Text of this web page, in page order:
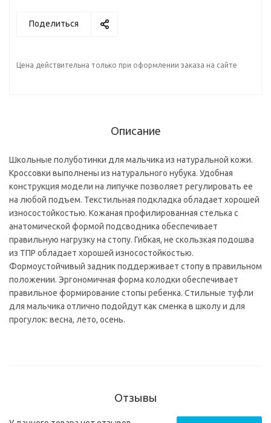
Поделиться
Цена действительна только при оформлении заказа на сайте
Описание
Школьные полуботинки для мальчика из натуральной кожи.
Кроссовки выполнены из натурального нубука. Удобная
конструкция модели на липучке позволяет регулировать ее
на любой подъем. Текстильная подкладка обладает хорошей
износостойкостью. Кожаная профилированная стелька с
анатомической формой подсводника обеспечивает
правильную нагрузку на стопу. Гибкая, не скользкая подошва
из ТПР обладает хорошей износостойкостью.
Формоустойчивый задник поддерживает стопу в правильном
положении. Эргономичная форма колодки обеспечивает
правильное формирование стопы ребенка. Стильные туфли
для мальчика отлично подойдут как сменка в школу и для
прогулок: весна, лето, осень.
Отзывы